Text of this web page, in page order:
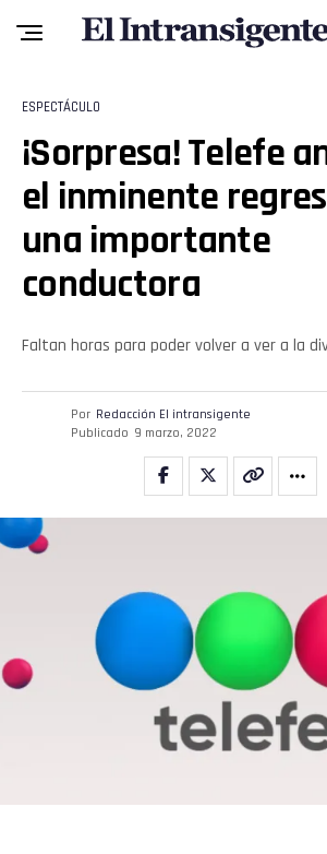
ESPECTÁCULO
¡Sorpresa! Telefe
el inminente
una importante
conductora
Faltan horas para poder volver a ver a la
Por Redacción El intransigente
Publicado 9 marzo, 2022